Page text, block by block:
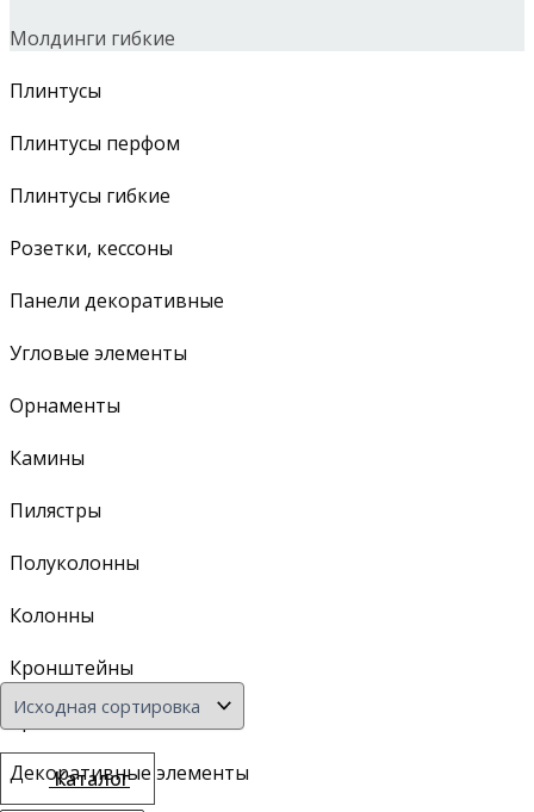
Каталог
Молдинги гибкие
Плинтусы
Плинтусы перфом
Плинтусы гибкие
Розетки, кессоны
Панели декоративные
Угловые элементы
Орнаменты
Камины
Пилястры
Полуколонны
Колонны
Кронштейны
Арочные элементы
Декоративные элементы